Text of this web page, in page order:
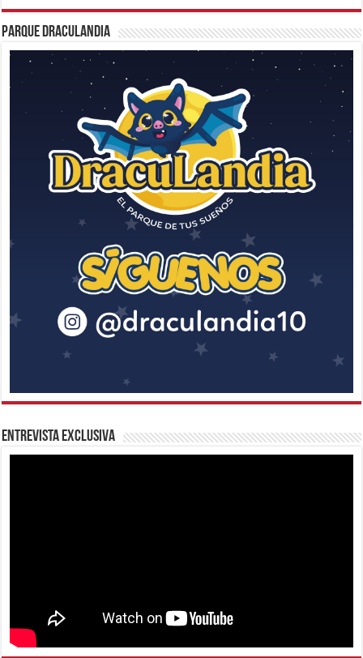
Parque Draculandia
Entrevista Exclusiva